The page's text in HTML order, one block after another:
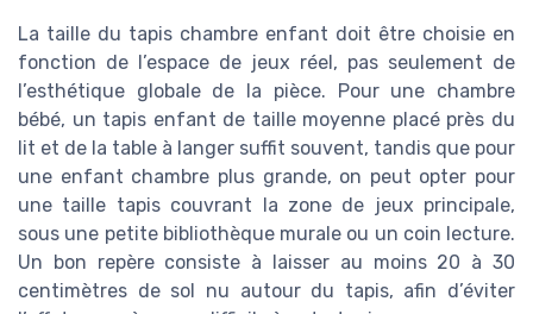
La taille du tapis chambre enfant doit être choisie en
fonction de l’espace de jeux réel, pas seulement de
l’esthétique globale de la pièce. Pour une chambre
bébé, un tapis enfant de taille moyenne placé près du
lit et de la table à langer suffit souvent, tandis que pour
une enfant chambre plus grande, on peut opter pour
une taille tapis couvrant la zone de jeux principale,
sous une petite bibliothèque murale ou un coin lecture.
Un bon repère consiste à laisser au moins 20 à 30
centimètres de sol nu autour du tapis, afin d’éviter